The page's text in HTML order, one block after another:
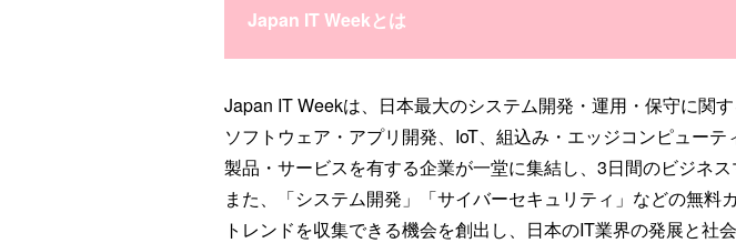
Japan IT Weekとは
Japan IT Weekは、日本最大のシステム開発・運用・保守に関す
ソフトウェア・アプリ開発、IoT、組込み・エッジコンピュー
製品・サービスを有する企業が一堂に集結し、3日間のビジネス
また、「システム開発」「サイバーセキュリティ」などの無
トレンドを収集できる機会を創出し、日本のIT業界の発展と社